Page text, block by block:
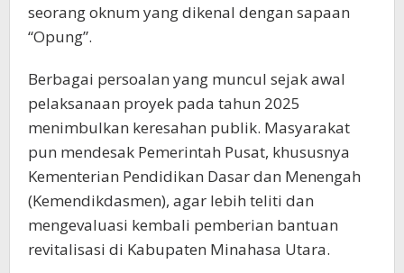
seorang oknum yang dikenal dengan sapaan
“Opung”.
Berbagai persoalan yang muncul sejak awal
pelaksanaan proyek pada tahun 2025
menimbulkan keresahan publik. Masyarakat
pun mendesak Pemerintah Pusat, khususnya
Kementerian Pendidikan Dasar dan Menengah
(Kemendikdasmen), agar lebih teliti dan
mengevaluasi kembali pemberian bantuan
revitalisasi di Kabupaten Minahasa Utara.